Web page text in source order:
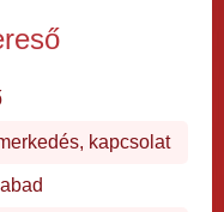
kapcsolat